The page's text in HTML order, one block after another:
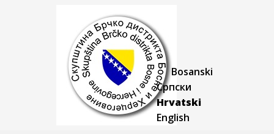
Bosanski
Српски
Hrvatski
English